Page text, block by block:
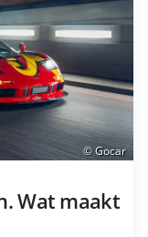
© Gocar
Wat maakt